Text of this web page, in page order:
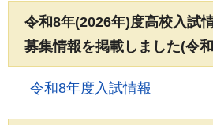
令和8年(2026年)度高校入試
募集情報を掲載しました(令
令和8年度入試情報